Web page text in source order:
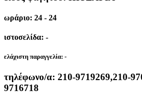
ωράριο: 24 - 24
ιστοσελίδα: -
ελάχιστη παραγγελία: -
τηλέφωνο/α: 210-9719269,210-
9716718